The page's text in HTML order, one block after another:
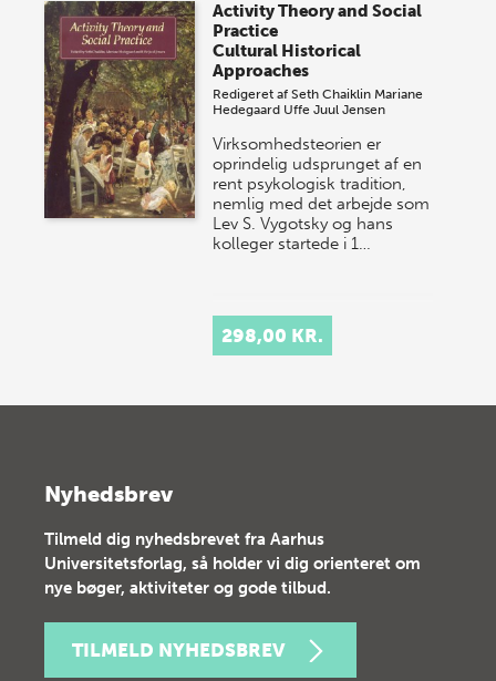
Activity Theory and Social
Practice
Cultural Historical
Approaches
Redigeret afSeth Chaiklin Mariane
Hedegaard Uffe Juul Jensen
Virksomhedsteorien er
oprindelig udsprunget af en
rent psykologisk tradition,
nemlig med det arbejde som
Lev S. Vygotsky og hans
kolleger startede i 1…
298,00 KR.
Nyhedsbrev
Tilmeld dig nyhedsbrevet fra Aarhus
Universitetsforlag, så holder vi dig orienteret om
nye bøger, aktiviteter og gode tilbud.
TILMELD NYHEDSBREV